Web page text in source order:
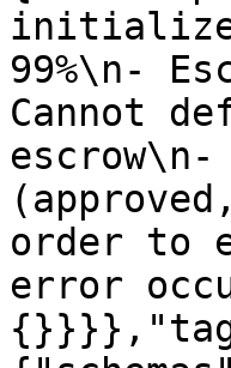
99%\n-
Cannot
order to
error